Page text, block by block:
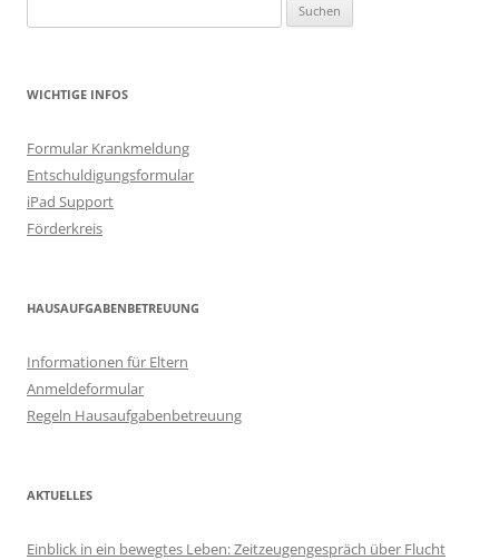
nach:
WICHTIGE INFOS
Formular Krankmeldung
Entschuldigungsformular
iPad Support
Förderkreis
HAUSAUFGABENBETREUUNG
Informationen für Eltern
Anmeldeformular
Regeln Hausaufgabenbetreuung
AKTUELLES
Einblick in ein bewegtes Leben: Zeitzeugengespräch über Flucht